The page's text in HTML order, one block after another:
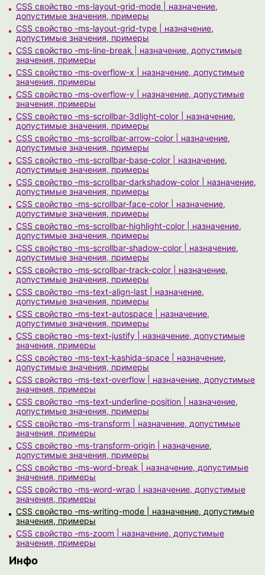
CSS свойство -ms-layout-grid-mode | назначение,
допустимые значения, примеры
CSS свойство -ms-layout-grid-type | назначение,
допустимые значения, примеры
CSS свойство -ms-line-break | назначение, допустимые
значения, примеры
CSS свойство -ms-overflow-x | назначение, допустимые
значения, примеры
CSS свойство -ms-overflow-y | назначение, допустимые
значения, примеры
CSS свойство -ms-scrollbar-3dlight-color | назначение,
допустимые значения, примеры
CSS свойство -ms-scrollbar-arrow-color | назначение,
допустимые значения, примеры
CSS свойство -ms-scrollbar-base-color | назначение,
допустимые значения, примеры
CSS свойство -ms-scrollbar-darkshadow-color | назначение,
допустимые значения, примеры
CSS свойство -ms-scrollbar-face-color | назначение,
допустимые значения, примеры
CSS свойство -ms-scrollbar-highlight-color | назначение,
допустимые значения, примеры
CSS свойство -ms-scrollbar-shadow-color | назначение,
допустимые значения, примеры
CSS свойство -ms-scrollbar-track-color | назначение,
допустимые значения, примеры
CSS свойство -ms-text-align-last | назначение,
допустимые значения, примеры
CSS свойство -ms-text-autospace | назначение,
допустимые значения, примеры
CSS свойство -ms-text-justify | назначение, допустимые
значения, примеры
CSS свойство -ms-text-kashida-space | назначение,
допустимые значения, примеры
CSS свойство -ms-text-overflow | назначение, допустимые
значения, примеры
CSS свойство -ms-text-underline-position | назначение,
допустимые значения, примеры
CSS свойство -ms-transform | назначение, допустимые
значения, примеры
CSS свойство -ms-transform-origin | назначение,
допустимые значения, примеры
CSS свойство -ms-word-break | назначение, допустимые
значения, примеры
CSS свойство -ms-word-wrap | назначение, допустимые
значения, примеры
CSS свойство -ms-writing-mode | назначение, допустимые
значения, примеры
CSS свойство -ms-zoom | назначение, допустимые
значения, примеры
Инфо